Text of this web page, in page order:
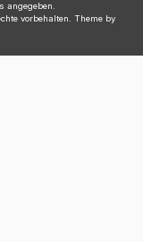
angegeben.
vorbehalten. Theme by